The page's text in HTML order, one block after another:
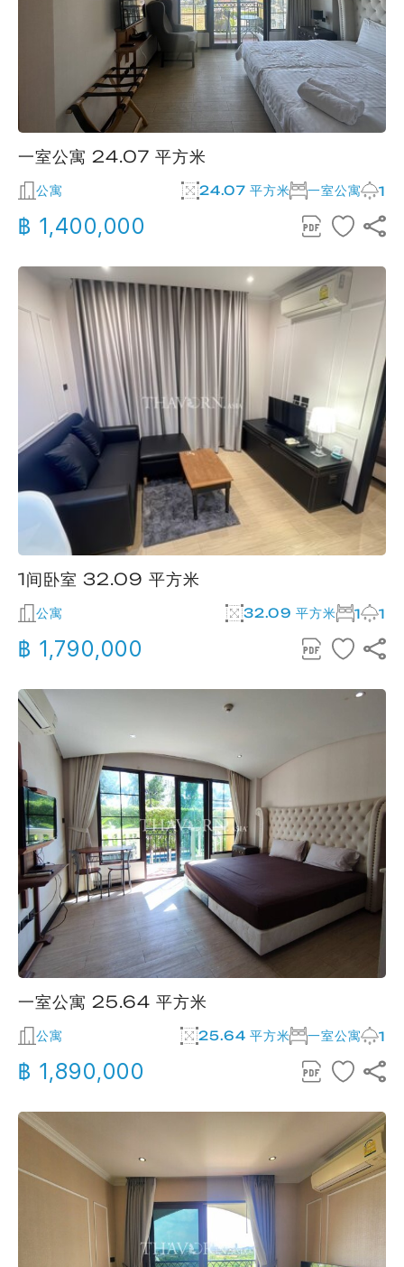
一室公寓 24.07 平方米
公寓 24.07 平方米 一室公寓 1
฿ 1,400,000
1间卧室 32.09 平方米
公寓 32.09 平方米 1 1
฿ 1,790,000
一室公寓 25.64 平方米
公寓 25.64 平方米 一室公寓 1
฿ 1,890,000